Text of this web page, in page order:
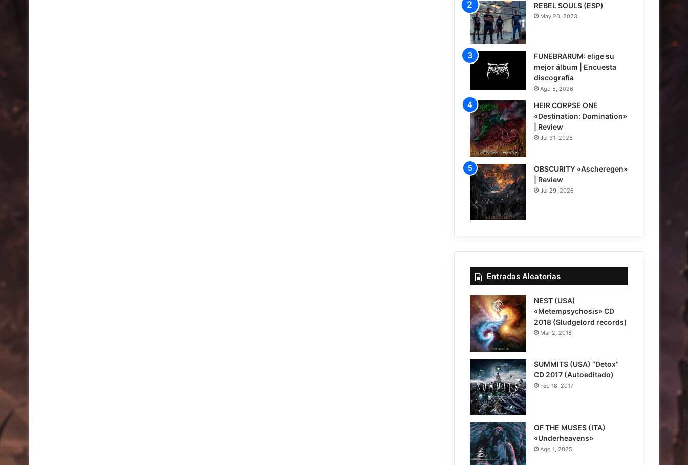
REBEL SOULS (ESP)
May 20, 2023
FUNEBRARUM: elige su
mejor álbum | Encuesta
discografía
Ago 5, 2026
8
HEIR CORPSE ONE
«Destination: Domination»
| Review
Jul 31, 2026
7.5
OBSCURITY «Ascheregen»
| Review
Jul 29, 2026
Entradas Aleatorias
7.5
NEST (USA)
«Metempsychosis» CD
2018 (Sludgelord records)
Mar 2, 2018
SUMMITS (USA) “Detox”
CD 2017 (Autoeditado)
Feb 18, 2017
OF THE MUSES (ITA)
«Underheavens»
Ago 1, 2025